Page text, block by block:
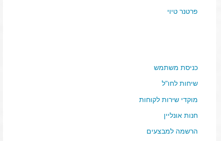
פרטנר טיוי
כניסת משתמש
שיחות לחו"ל
מוקדי שירות לקוחות
חנות אונליין
הרשמה למבצעים